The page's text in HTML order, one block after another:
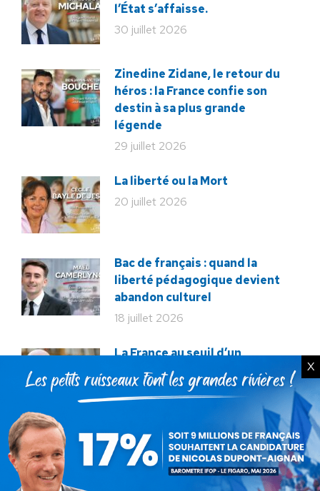
l’État s’affaisse.
30 juillet 2026
Zinedine Zidane, le retour du
héros : la France confie son
destin à sa plus grande
légende
29 juillet 2026
La liberté ou la Mort
20 juillet 2026
Bac de français : quand la
liberté pédagogique devient
abandon culturel
18 juillet 2026
La France au seuil d’un
engrenage stratégique ?
15 juillet 2026
Rechercher
X